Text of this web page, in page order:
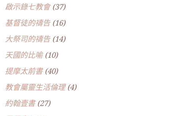
啟示錄七教會(37)
基督徒的禱告(16)
大祭司的禱告(14)
天國的比喻(10)
提摩太前書(40)
教會屬靈生活倫理(4)
約翰壹書(27)